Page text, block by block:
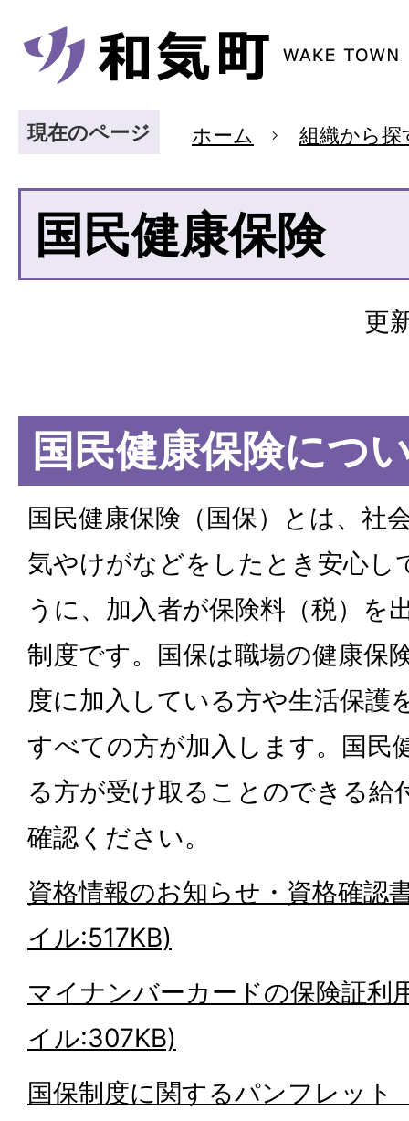
現在のページ ホーム 組織から探
国民健康保険
更
国民健康保険につ
国民健康保険（国保）とは、社
気やけがなどをしたとき安心し
うに、加入者が保険料（税）を
制度です。国保は職場の健康保
度に加入している方や生活保護
すべての方が加入します。国民
る方が受け取ることのできる給
確認ください。
資格情報のお知らせ・資格確認
イル:517KB)
マイナンバーカードの保険証利
イル:307KB)
国保制度に関するパンフレット